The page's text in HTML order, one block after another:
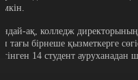
ақ, колледж директорының
тағы бірнеше қызметкерге
14 студент ауруханадан